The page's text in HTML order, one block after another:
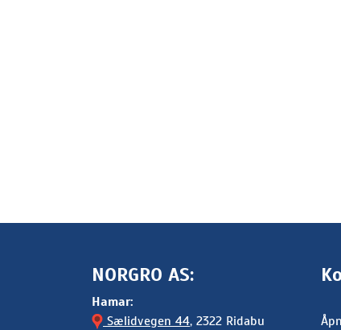
NORGRO AS:
Hamar:
Sælidvegen 44, 2322 Ridabu